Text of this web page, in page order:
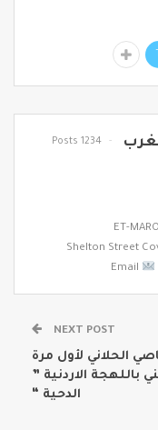
1234 Posts
Email
NEXT POST
الحلاني لأول مرة
باللهجة الاردنية ”
الدحية “